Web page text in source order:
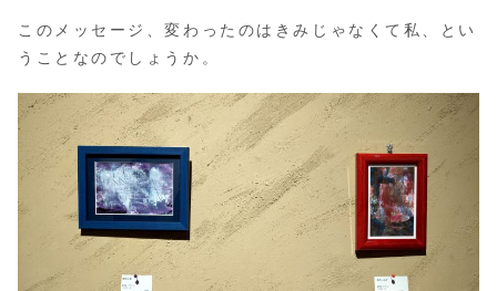
このメッセージ、変わったのはきみじゃなくて私、とい
うことなのでしょうか。